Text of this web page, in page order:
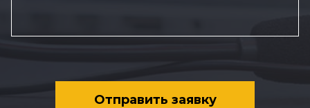
Отправить заявку